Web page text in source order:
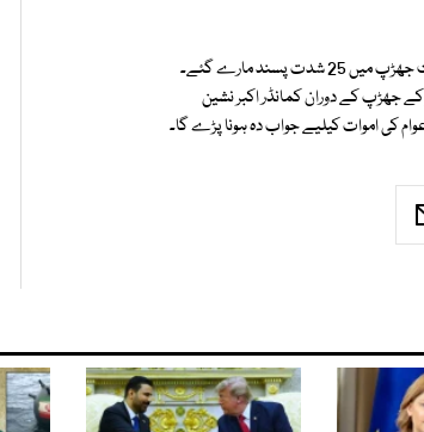
اے پی پی کے مطابق صوبہ ہلمند کے قصبہ گریشک میں اتوار کو سکیورٹی فورسز اور طالبان کے درمیان سخت جھڑپ میں 25 شدت پسند مارے گئے۔
جھڑپ کے دوران کمانڈر اکبر نشین